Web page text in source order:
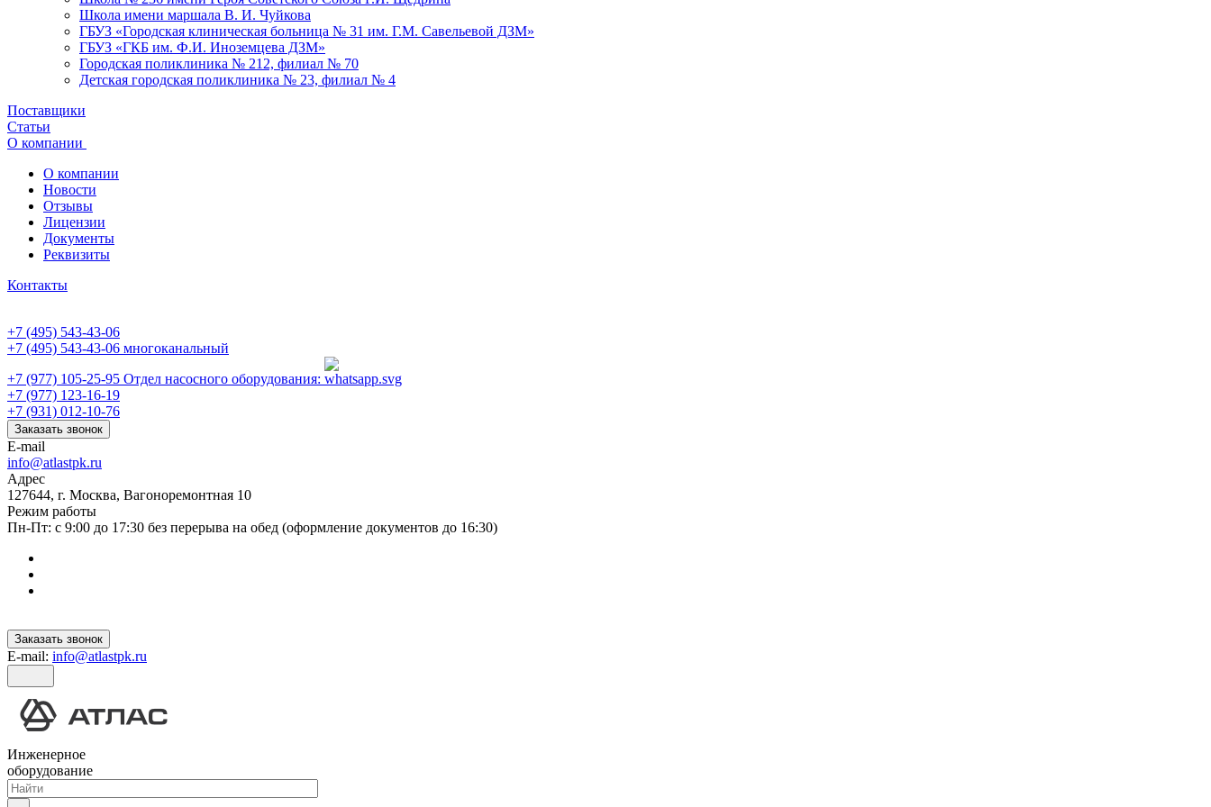
Школа имени маршала В. И. Чуйкова
ГБУЗ «Городская клиническая больница № 31 им. Г.М. Савельевой ДЗМ»
ГБУЗ «ГКБ им. Ф.И. Иноземцева ДЗМ»
Городская поликлиника № 212, филиал № 70
Детская городская поликлиника № 23, филиал № 4
Поставщики
Статьи
О компании
О компании
Новости
Отзывы
Лицензии
Документы
Реквизиты
Контакты
+7 (495) 543-43-06
+7 (495) 543-43-06 многоканальный
+7 (977) 105-25-95 Отдел насосного оборудования:
+7 (977) 123-16-19
+7 (931) 012-10-76
Заказать звонок
E-mail
info@atlastpk.ru
Адрес
127644, г. Москва, Вагоноремонтная 10
Режим работы
Пн-Пт: с 9:00 до 17:30 без перерыва на обед (оформление документов до 16:30)
Заказать звонок
E-mail: info@atlastpk.ru
Инженерное
оборудование